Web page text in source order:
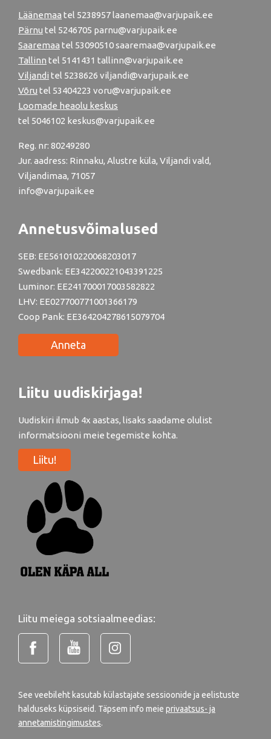
Läänemaa tel 5238957 laanemaa@varjupaik.ee
Pärnu tel 5246705 parnu@varjupaik.ee
Saaremaa tel 53090510 saaremaa@varjupaik.ee
Tallinn tel 5141431 tallinn@varjupaik.ee
Viljandi tel 5238626 viljandi@varjupaik.ee
Võru tel 53404223 voru@varjupaik.ee
Loomade heaolu keskus
tel 5046102 keskus@varjupaik.ee
Reg. nr: 80249280
Jur. aadress: Rinnaku, Alustre küla, Viljandi vald,
Viljandimaa, 71057
info@varjupaik.ee
Annetusvõimalused
SEB: EE561010220068203017
Swedbank: EE342200221043391225
Luminor: EE241700017003582822
LHV: EE027700771001366179
Coop Pank: EE364204278615079704
Anneta
Liitu uudiskirjaga!
Uudiskiri ilmub 4x aastas, lisaks saadame olulist
informatsiooni meie tegemiste kohta.
Liitu!
Liitu meiega sotsiaalmeedias:
See veebileht kasutab külastajate sessioonide ja eelistuste
halduseks küpsiseid. Täpsem info meie privaatsus- ja
annetamistingimustes.